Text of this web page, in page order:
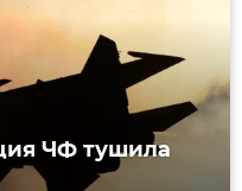
ЧФ тушила